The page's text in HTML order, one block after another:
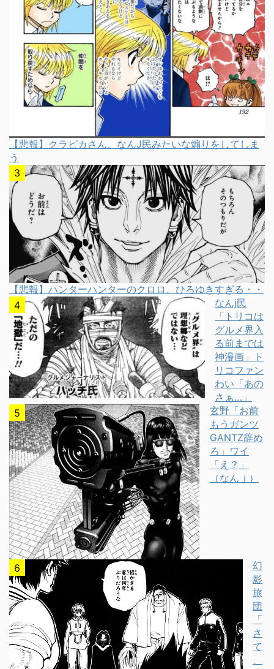
【悲報】クラピカさん、なんJ民みたいな煽りをしてしま
う
【悲報】ハンターハンターのクロロ、ひろゆきすぎる・・
なんj民
「トリコは
グルメ界入
る前までは
神漫画」ト
リコファン
わい「あの
さぁ…」
玄野「お前
もうガンツ
GANTZ辞め
ろ」ワイ
「え？」
（なんｊ）
幻
影
旅
団
「
さ
て
、